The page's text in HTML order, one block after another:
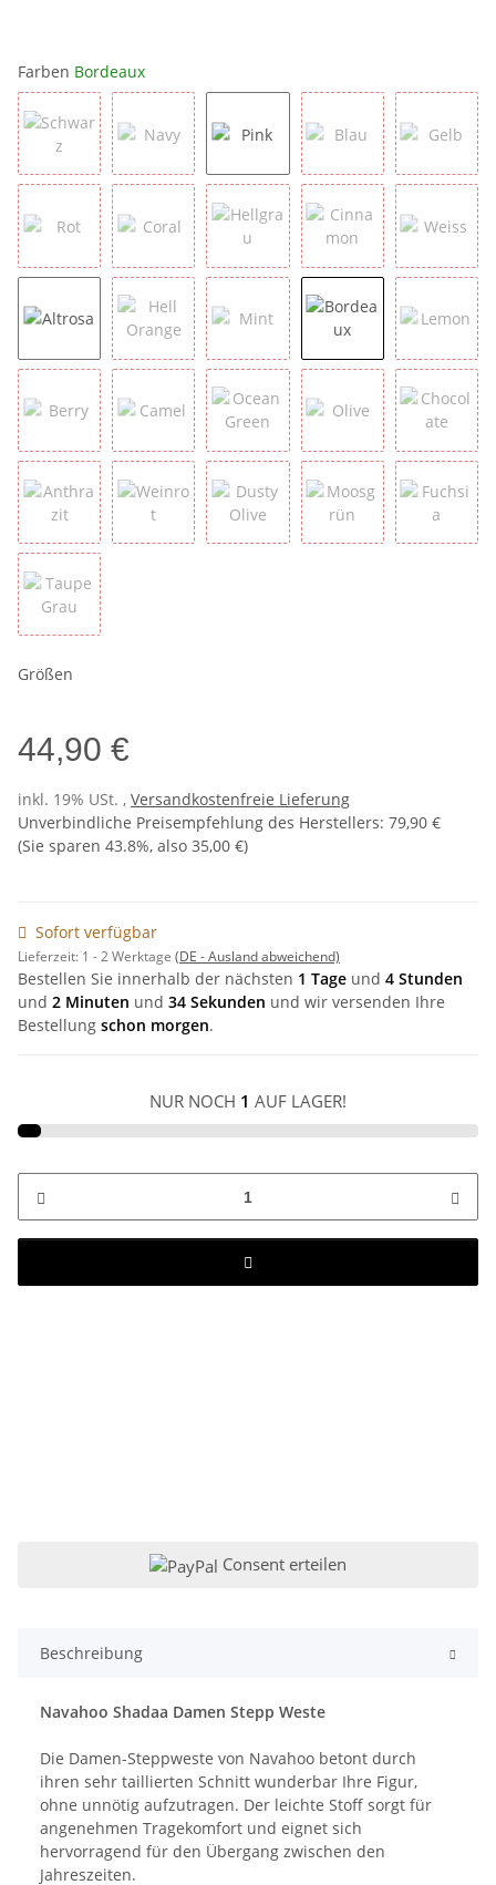
Farben Bordeaux
Schwarz Navy Pink Blau Gelb
Rot Coral Hellgrau Cinnamon Weiss
Altrosa Hell Orange Mint Bordeaux Lemon
Berry Camel Ocean GreenOlive
Anthrazit
Größen
44,90 €
inkl. 19% USt. , Versandkostenfreie Lieferung
Unverbindliche Preisempfehlung des Herstellers: 79,90 €
(Sie sparen 43.8%, also 35,00 €)
Sofort verfügbar
Lieferzeit: 1 - 2 Werktage (DE - Ausland abweichend)
Bestellen Sie innerhalb der nächsten 1 Tage und 4 Stunden
und 2 Minuten und 34 Sekunden und wir versenden Ihre
Bestellung schon morgen.
NUR NOCH 1 AUF LAGER!
Consent erteilen
Beschreibung
Navahoo Shadaa Damen Stepp Weste
Die Damen-Steppweste von Navahoo betont durch
ihren sehr taillierten Schnitt wunderbar Ihre Figur,
ohne unnötig aufzutragen. Der leichte Stoff sorgt für
angenehmen Tragekomfort und eignet sich
hervorragend für den Übergang zwischen den
Jahreszeiten.